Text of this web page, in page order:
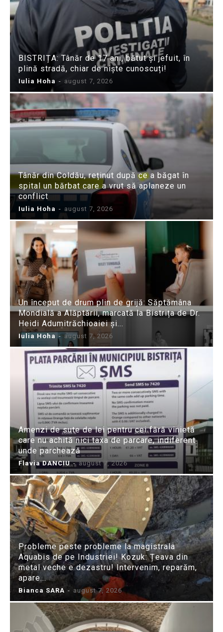
BISTRIȚA: Tânăr de 17 ani, bătut și jefuit, în
plină stradă, chiar de niște cunoscuți!
Iulia Hoha - august 7, 2026
Tânăr din Coldău, reținut după ce a băgat în
spital un bărbat care a vrut să aplaneze un
conflict
Iulia Hoha - august 7, 2026
Un început de drum plin de grijă: Săptămâna
Mondială a Alăptării, marcată la Bistrița de Dr.
Heidi Adumitrăchioaiei și...
Iulia Hoha - august 7, 2026
Amenzi de sute de lei pentru cei fără vinietă
care nu achită nici taxa de parcare, indiferent
unde parchează
Flavia DANCIU - august 7, 2026
Probleme peste probleme la magistrala
Aquabis de pe Industriei! Kozuk: Țeava din
metal veche e dezastru! Intervenim, reparăm,
apare...
Bianca SARA - august 7, 2026